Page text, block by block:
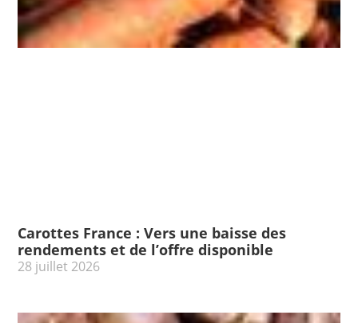
Carottes France : Vers une baisse des
rendements et de l’offre disponible
28 juillet 2026